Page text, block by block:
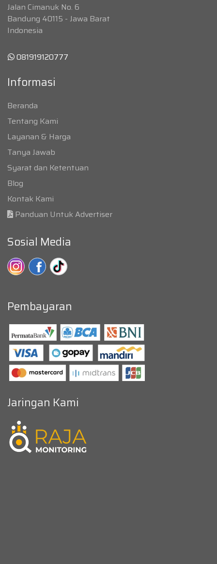
Jalan Cimanuk No. 6
Bandung 40115 - Jawa Barat
Indonesia
081919120777
Informasi
Beranda
Tentang Kami
Layanan & Harga
Tanya Jawab
Syarat dan Ketentuan
Blog
Kontak Kami
Panduan Untuk Advertiser
Sosial Media
Pembayaran
Jaringan Kami